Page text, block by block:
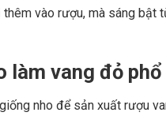
vào rượu, mà sáng
làm vang đỏ
nho để sản xuất rượu